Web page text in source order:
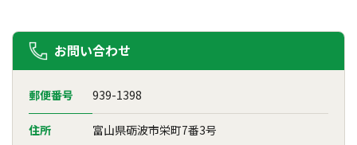
お問い合わせ
郵便番号 939-1398
住所 富山県砺波市栄町7番3号